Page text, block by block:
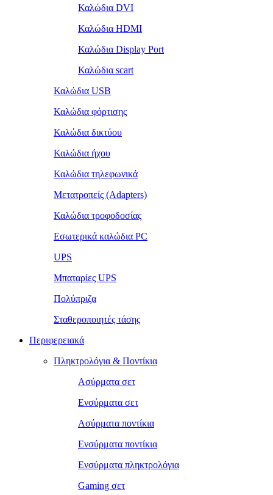
Καλώδια DVI
Καλώδια HDMI
Καλώδια Display Port
Καλώδια scart
Καλώδια USB
Καλώδια φόρτισης
Καλώδια δικτύου
Καλώδια ήχου
Καλώδια τηλεφωνικά
Μετατροπείς (Adapters)
Καλώδια τροφοδοσίας
Εσωτερικά καλώδια PC
UPS
Μπαταρίες UPS
Πολύπριζα
Σταθεροποιητές τάσης
Περιφερειακά
Πληκτρολόγια & Ποντίκια
Ασύρματα σετ
Ενσύρματα σετ
Ασύρματα ποντίκια
Ενσύρματα ποντίκια
Ενσύρματα πληκτρολόγια
Gaming σετ